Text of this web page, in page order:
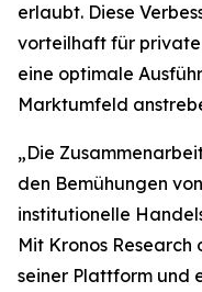
erlaubt. Diese
vorteilhaft für
eine optimale
Marktumfeld
„Die
den Bemühungen
institutionelle
Mit Kronos
seiner Plattform und